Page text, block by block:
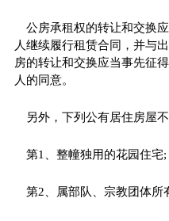
公房承租权的转让和交换
人继续履行租赁合同，并与
房的转让和交换应当事先征
人的同意。
另外，下列公有居住房屋
第1、整幢独用的花园住宅;
第2、属部队、宗教团体所